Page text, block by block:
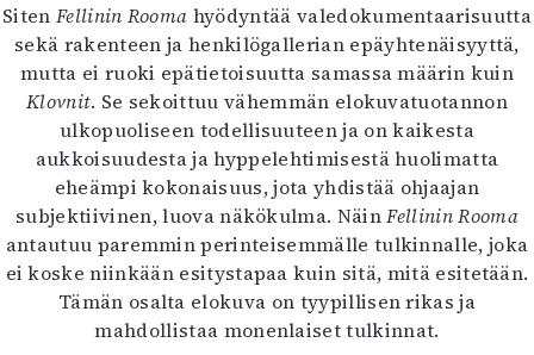
Siten Fellinin Rooma hyödyntää valedokumentaarisuutta
sekä rakenteen ja henkilögallerian epäyhtenäisyyttä,
mutta ei ruoki epätietoisuutta samassa määrin kuin
Klovnit. Se sekoittuu vähemmän elokuvatuotannon
ulkopuoliseen todellisuuteen ja on kaikesta
aukkoisuudesta ja hyppelehtimisestä huolimatta
eheämpi kokonaisuus, jota yhdistää ohjaajan
subjektiivinen, luova näkökulma. NäinFellinin Rooma
antautuu paremmin perinteisemmälle tulkinnalle, joka
ei koske niinkään esitystapaa kuin sitä, mitä esitetään.
Tämän osalta elokuva on tyypillisen rikas ja
mahdollistaa monenlaiset tulkinnat.